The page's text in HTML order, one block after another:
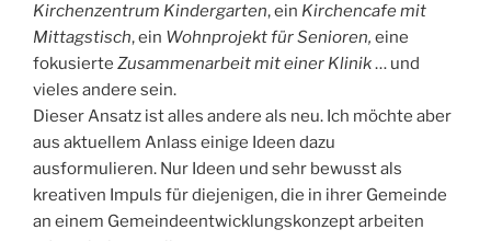
Kirchenzentrum Kindergarten, ein Kirchencafe mit
Mittagstisch, ein Wohnprojekt für Senioren, eine
fokusierte Zusammenarbeit mit einer Klinik… und
vieles andere sein.
Dieser Ansatz ist alles andere als neu. Ich möchte aber
aus aktuellem Anlass einige Ideen dazu
ausformulieren. Nur Ideen und sehr bewusst als
kreativen Impuls für diejenigen, die in ihrer Gemeinde
an einem Gemeindeentwicklungskonzept arbeiten